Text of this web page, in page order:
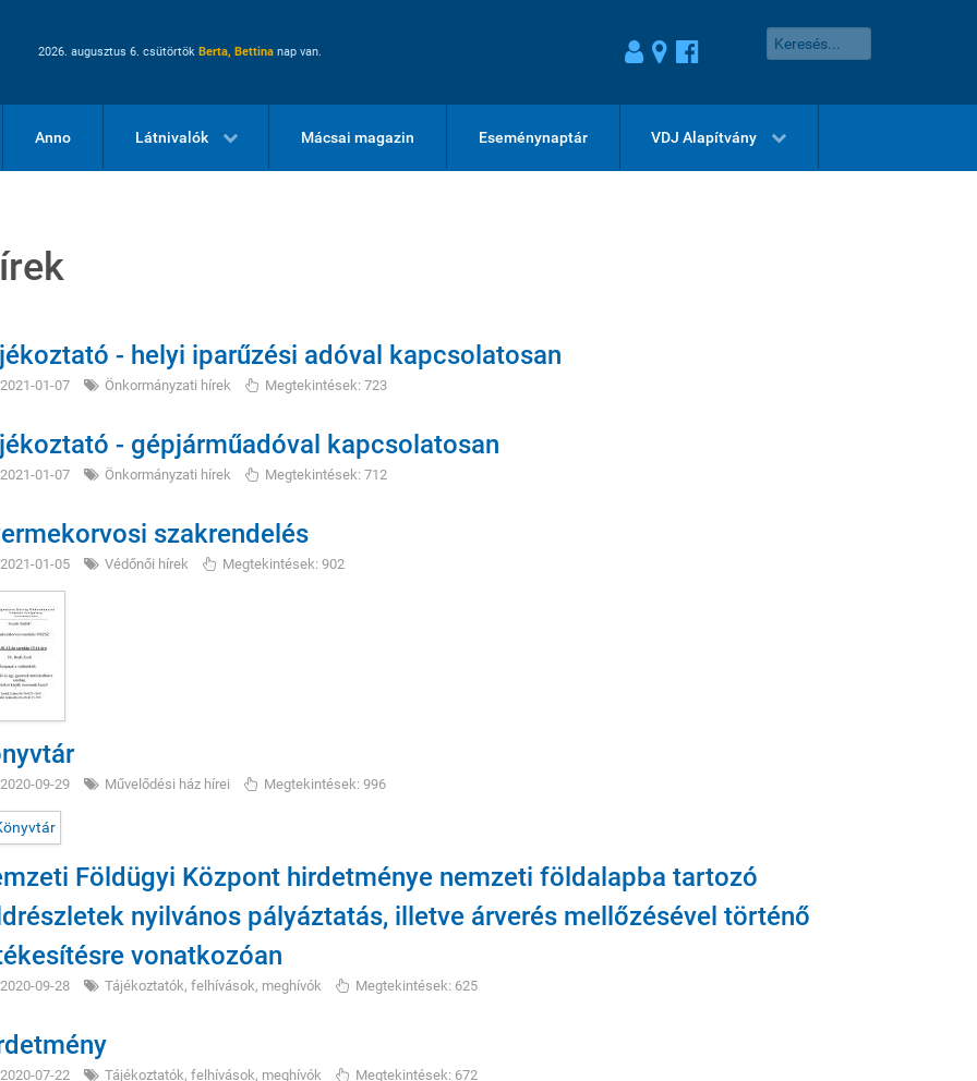
2026. augusztus 6. csütörtök Berta, Bettina nap van.
Anno Látnivalók Mácsai magazin Eseménynaptár VDJ Alapítvány
- helyi iparűzési adóval kapcsolatosan
2021-01-07 Önkormányzati hírek Megtekintések: 723
- gépjárműadóval kapcsolatosan
2021-01-07 Önkormányzati hírek Megtekintések: 712
szakrendelés
2021-01-05 Védőnői hírek Megtekintések: 902
2020-09-29 Művelődési ház hírei Megtekintések: 996
Földügyi Központ hirdetménye nemzeti földalapba tartozó
nyilvános pályáztatás, illetve árverés mellőzésével történő
vonatkozóan
2020-09-28 Tájékoztatók, felhívások, meghívók Megtekintések: 625
2020-07-22 Tájékoztatók, felhívások, meghívók Megtekintések: 672